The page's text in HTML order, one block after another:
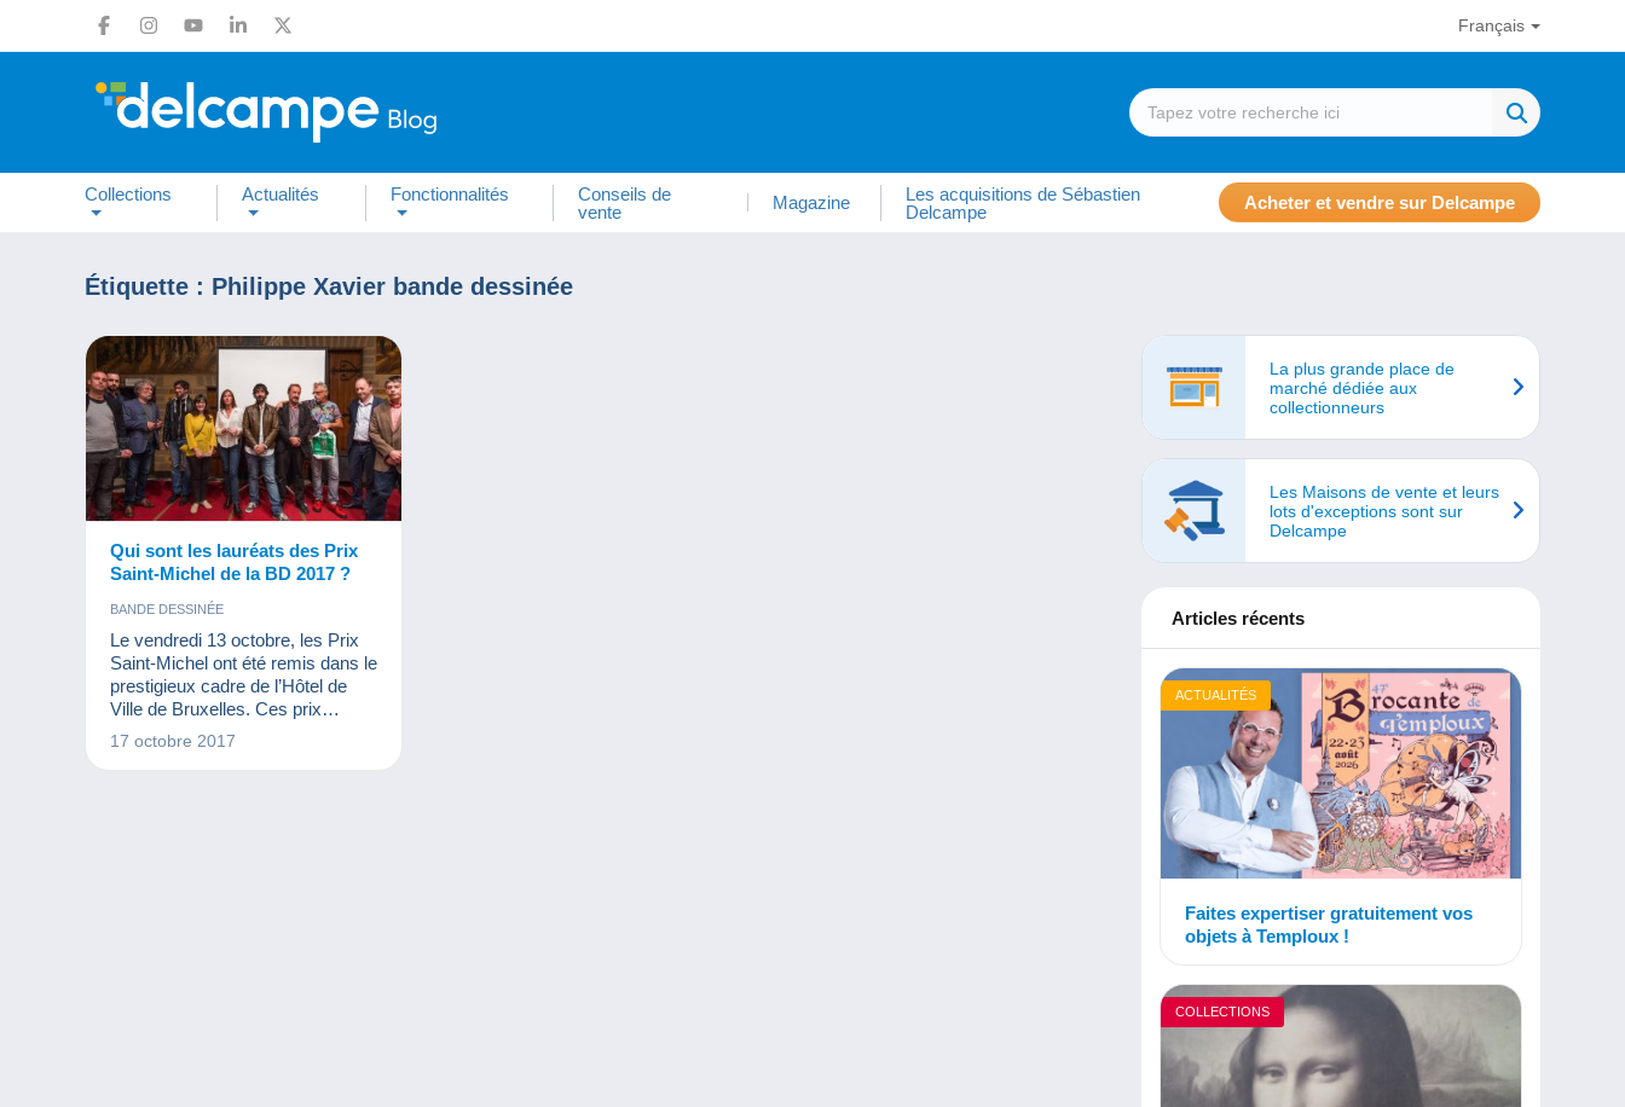
Français
Collections Actualités Fonctionnalités
Conseils de
vente
Magazine
Les acquisitions de Sébastien
Delcampe
Acheter et vendre sur Delcampe
Étiquette : Philippe Xavier bande dessinée
Qui sont les lauréats des Prix
Saint-Michel de la BD 2017 ?
BANDE DESSINÉE
Le vendredi 13 octobre, les Prix
Saint-Michel ont été remis dans le
prestigieux cadre de l’Hôtel de
Ville de Bruxelles. Ces prix
récompensent le travail d’auteurs
17 octobre 2017
La plus grande place de
marché dédiée aux
collectionneurs
Les Maisons de vente et leurs
lots d'exceptions sont sur
Delcampe
Articles récents
ACTUALITÉS
Faites expertiser gratuitement vos
objets à Temploux !
COLLECTIONS